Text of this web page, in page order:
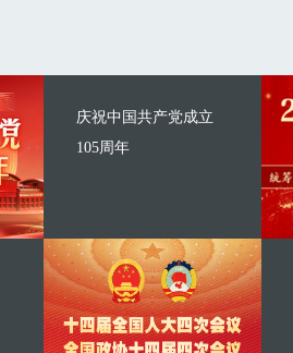
庆祝中国共产党成立
105周年